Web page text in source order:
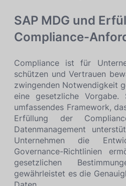
SAP MDG und
Compliance-
Compliance ist für
schützen und Vertrauen
zwingenden Notwendigkeit
eine gesetzliche
umfassendes Framework,
Erfüllung der
Datenmanagement
Unternehmen die
Governance-Richtlinien
gesetzlichen
gewährleistet es die